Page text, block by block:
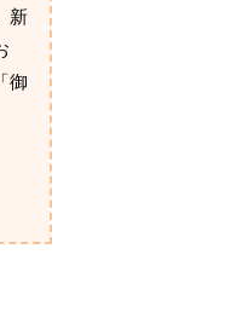
新
御